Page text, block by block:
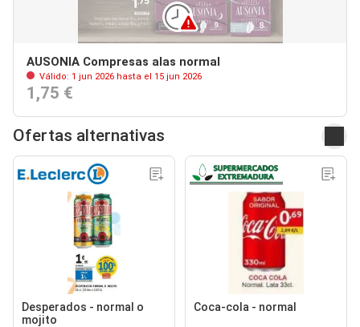
AUSONIA Compresas alas normal
Válido: 1 jun 2026 hasta el 15 jun 2026
1,75 €
Ofertas alternativas
Desperados - normal o
mojito
Coca-cola - normal